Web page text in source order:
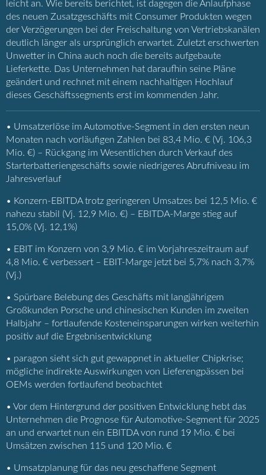
leicht an. Wie bereits berichtet, ist dagegen die Anlaufphase
des neuen Zusatzgeschäfts mit Consumer Produkten wegen
der Verzögerungen bei der Freischaltung von Vertriebskanälen
deutlich länger als ursprünglich erwartet. Zuletzt erschwerten
Unwetter in China auch noch die bereits aufgebaute
Lieferkette. Das Unternehmen hat daraufhin seine Pläne
geändert und rechnet mit einem nachhaltigen Hochlauf
dieses Geschäftssegments erst im kommenden Jahr.
• Umsatzerlöse im Automotive-Segment in den ersten neun
Monaten nach vorläufigen Zahlen bei 83,4 Mio. € (Vj. 106,3
Mio. €) – Rückgang im Wesentlichen durch Verkauf des
Starterbatteriengeschäfts sowie niedrigeres Abrufniveau im
Jahresverlauf
• Konzern-EBITDA trotz geringeren Umsatzes bei 12,5 Mio. €
nahezu stabil (Vj. 12,9 Mio. €) – EBITDA-Marge stieg auf
15,0% (Vj. 12,1%)
• EBIT im Konzern von 3,9 Mio. € im Vorjahreszeitraum auf
4,8 Mio. € verbessert – EBIT-Marge jetzt bei 5,7% nach 3,7%
(Vj.)
• Spürbare Belebung des Geschäfts mit langjährigem
Großkunden Porsche und chinesischen Kunden im zweiten
Halbjahr – fortlaufende Kosteneinsparungen wirken weiterhin
positiv auf die Ergebnisentwicklung
• paragon sieht sich gut gewappnet in aktueller Chipkrise;
mögliche indirekte Auswirkungen von Lieferengpässen bei
OEMs werden fortlaufend beobachtet
• Vor dem Hintergrund der positiven Entwicklung hebt das
Unternehmen die Prognose für Automotive-Segment für 2025
an und erwartet nun ein EBITDA von rund 19 Mio. € bei
Umsätzen zwischen 115 und 120 Mio. €
• Umsatzplanung für das neu geschaffene Segment